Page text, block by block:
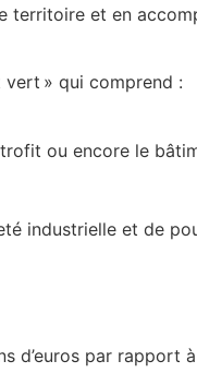
territoire et en
vert » qui comprend :
ou encore le
industrielle et de
d’euros par rapport